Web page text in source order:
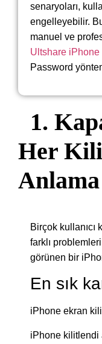
senaryoları,
engelleyebilir.
manuel ve
Ultshare iPhone
Password
1.
Her
Birçok kullanıcı
farklı
görünen bir
En sık
iPhone ekran
iPhone kilitlendi